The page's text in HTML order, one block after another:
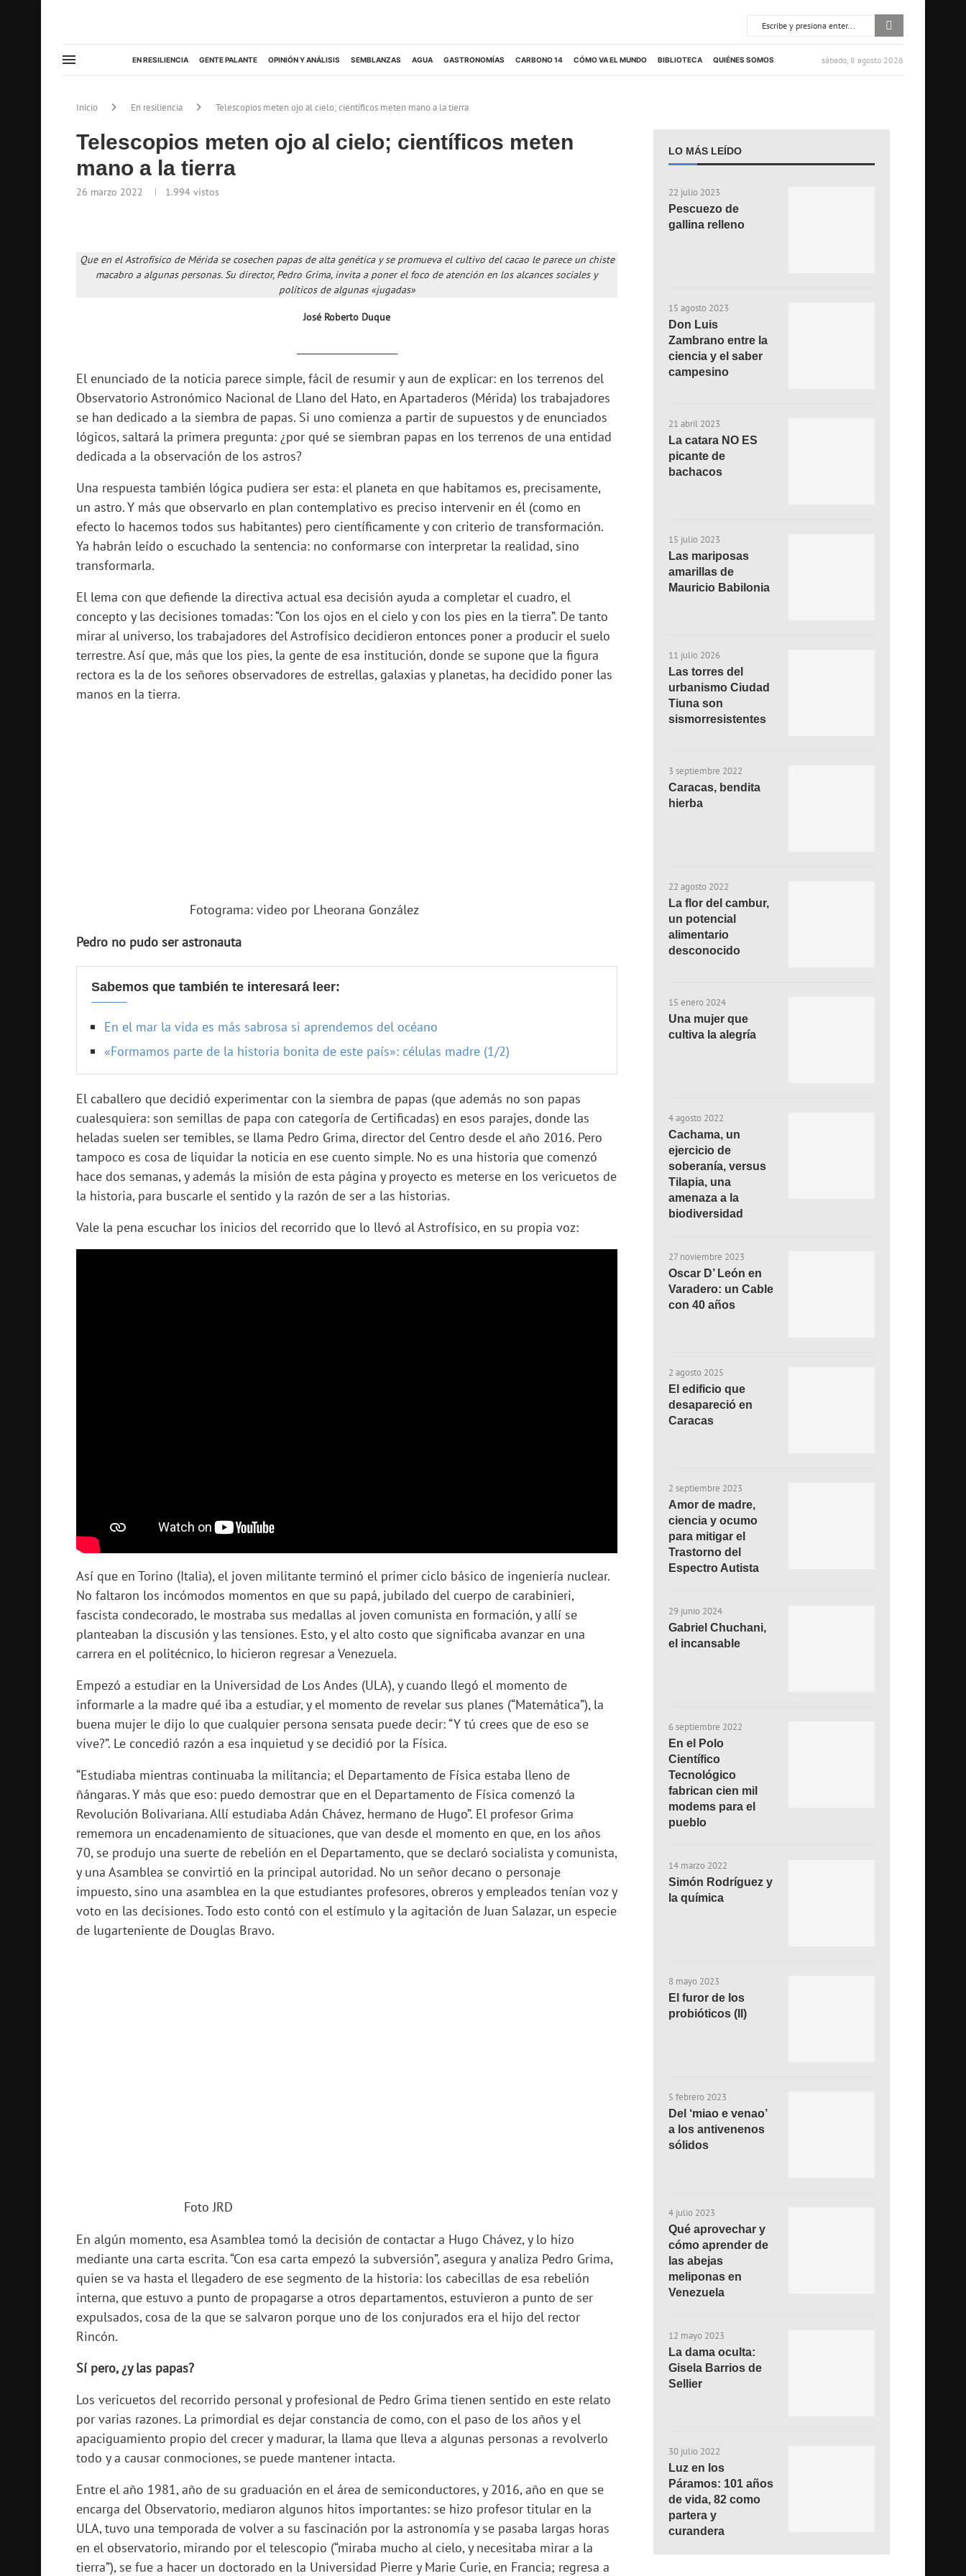
EN RESILIENCIA GENTE PALANTE OPINIÓN Y ANÁLISIS SEMBLANZAS AGUA GASTRONOMÍAS CARBONO 14 CÓMO VA EL MUNDO BIBLIOTECA QUIÉNES SOMOS sábado, 8 agosto 2026
Inicio En resiliencia Telescopios meten ojo al cielo; científicos meten mano a la tierra
Telescopios meten ojo al cielo; científicos meten
mano a la tierra
26 marzo 2022 1.994 vistos
Que en el Astrofísico de Mérida se cosechen papas de alta genética y se promueva el cultivo del cacao le parece un chiste
macabro a algunas personas. Su director, Pedro Grima, invita a poner el foco de atención en los alcances sociales y
políticos de algunas «jugadas»
José Roberto Duque
El enunciado de la noticia parece simple, fácil de resumir y aun de explicar: en los terrenos del
Observatorio Astronómico Nacional de Llano del Hato, en Apartaderos (Mérida) los trabajadores
se han dedicado a la siembra de papas. Si uno comienza a partir de supuestos y de enunciados
lógicos, saltará la primera pregunta: ¿por qué se siembran papas en los terrenos de una entidad
dedicada a la observación de los astros?
Una respuesta también lógica pudiera ser esta: el planeta en que habitamos es, precisamente,
un astro. Y más que observarlo en plan contemplativo es preciso intervenir en él (como en
efecto lo hacemos todos sus habitantes) pero científicamente y con criterio de transformación.
Ya habrán leído o escuchado la sentencia: no conformarse con interpretar la realidad, sino
transformarla.
El lema con que defiende la directiva actual esa decisión ayuda a completar el cuadro, el
concepto y las decisiones tomadas: “Con los ojos en el cielo y con los pies en la tierra”. De tanto
mirar al universo, los trabajadores del Astrofísico decidieron entonces poner a producir el suelo
terrestre. Así que, más que los pies, la gente de esa institución, donde se supone que la figura
rectora es la de los señores observadores de estrellas, galaxias y planetas, ha decidido poner las
manos en la tierra.
Fotograma: video por Lheorana González
Pedro no pudo ser astronauta
Sabemos que también te interesará leer:
En el mar la vida es más sabrosa si aprendemos del océano
«Formamos parte de la historia bonita de este país»: células madre (1/2)
El caballero que decidió experimentar con la siembra de papas (que además no son papas
cualesquiera: son semillas de papa con categoría de Certificadas) en esos parajes, donde las
heladas suelen ser temibles, se llama Pedro Grima, director del Centro desde el año 2016. Pero
tampoco es cosa de liquidar la noticia en ese cuento simple. No es una historia que comenzó
hace dos semanas, y además la misión de esta página y proyecto es meterse en los vericuetos de
la historia, para buscarle el sentido y la razón de ser a las historias.
Vale la pena escuchar los inicios del recorrido que lo llevó al Astrofísico, en su propia voz:
Así que en Torino (Italia), el joven militante terminó el primer ciclo básico de ingeniería nuclear.
No faltaron los incómodos momentos en que su papá, jubilado del cuerpo de carabinieri,
fascista condecorado, le mostraba sus medallas al joven comunista en formación, y allí se
planteaban la discusión y las tensiones. Esto, y el alto costo que significaba avanzar en una
carrera en el politécnico, lo hicieron regresar a Venezuela.
Empezó a estudiar en la Universidad de Los Andes (ULA), y cuando llegó el momento de
informarle a la madre qué iba a estudiar, y el momento de revelar sus planes (“Matemática”), la
buena mujer le dijo lo que cualquier persona sensata puede decir: “Y tú crees que de eso se
vive?”. Le concedió razón a esa inquietud y se decidió por la Física.
“Estudiaba mientras continuaba la militancia; el Departamento de Física estaba lleno de
ñángaras. Y más que eso: puedo demostrar que en el Departamento de Física comenzó la
Revolución Bolivariana. Allí estudiaba Adán Chávez, hermano de Hugo”. El profesor Grima
rememora un encadenamiento de situaciones, que van desde el momento en que, en los años
70, se produjo una suerte de rebelión en el Departamento, que se declaró socialista y comunista,
y una Asamblea se convirtió en la principal autoridad. No un señor decano o personaje
impuesto, sino una asamblea en la que estudiantes profesores, obreros y empleados tenían voz y
voto en las decisiones. Todo esto contó con el estímulo y la agitación de Juan Salazar, un especie
de lugarteniente de Douglas Bravo.
Foto JRD
En algún momento, esa Asamblea tomó la decisión de contactar a Hugo Chávez, y lo hizo
mediante una carta escrita. “Con esa carta empezó la subversión”, asegura y analiza Pedro Grima,
quien se va hasta el llegadero de ese segmento de la historia: los cabecillas de esa rebelión
interna, que estuvo a punto de propagarse a otros departamentos, estuvieron a punto de ser
expulsados, cosa de la que se salvaron porque uno de los conjurados era el hijo del rector
Rincón.
Sí pero, ¿y las papas?
Los vericuetos del recorrido personal y profesional de Pedro Grima tienen sentido en este relato
por varias razones. La primordial es dejar constancia de como, con el paso de los años y el
apaciguamiento propio del crecer y madurar, la llama que lleva a algunas personas a revolverlo
todo y a causar conmociones, se puede mantener intacta.
Entre el año 1981, año de su graduación en el área de semiconductores, y 2016, año en que se
encarga del Observatorio, mediaron algunos hitos importantes: se hizo profesor titular en la
ULA, tuvo una temporada de volver a su fascinación por la astronomía y se pasaba largas horas
en el observatorio, mirando por el telescopio (“miraba mucho al cielo, y necesitaba mirar a la
tierra”), se fue a hacer un doctorado en la Universidad Pierre y Marie Curie, en Francia; regresa a
LO MÁS LEÍDO
22 julio 2023
Pescuezo de
gallina relleno
15 agosto 2023
Don Luis
Zambrano entre la
ciencia y el saber
campesino
21 abril 2023
La catara NO ES
picante de
bachacos
15 julio 2023
Las mariposas
amarillas de
Mauricio Babilonia
11 julio 2026
Las torres del
urbanismo Ciudad
Tiuna son
sismorresistentes
3 septiembre 2022
Caracas, bendita
hierba
22 agosto 2022
La flor del cambur,
un potencial
alimentario
desconocido
15 enero 2024
Una mujer que
cultiva la alegría
4 agosto 2022
Cachama, un
ejercicio de
soberanía, versus
Tilapia, una
amenaza a la
biodiversidad
27 noviembre 2023
Oscar D’ León en
Varadero: un Cable
con 40 años
2 agosto 2025
El edificio que
desapareció en
Caracas
2 septiembre 2023
Amor de madre,
ciencia y ocumo
para mitigar el
Trastorno del
Espectro Autista
29 junio 2024
Gabriel Chuchani,
el incansable
6 septiembre 2022
En el Polo
Científico
Tecnológico
fabrican cien mil
modems para el
pueblo
14 marzo 2022
Simón Rodríguez y
la química
8 mayo 2023
El furor de los
probióticos (II)
5 febrero 2023
Del ‘miao e venao’
a los antivenenos
sólidos
4 julio 2023
Qué aprovechar y
cómo aprender de
las abejas
meliponas en
Venezuela
12 mayo 2023
La dama oculta:
Gisela Barrios de
Sellier
30 julio 2022
Luz en los
Páramos: 101 años
de vida, 82 como
partera y
curandera